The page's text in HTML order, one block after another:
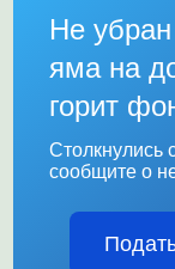
Не
яма на
горит
Столкнулись
сообщите о